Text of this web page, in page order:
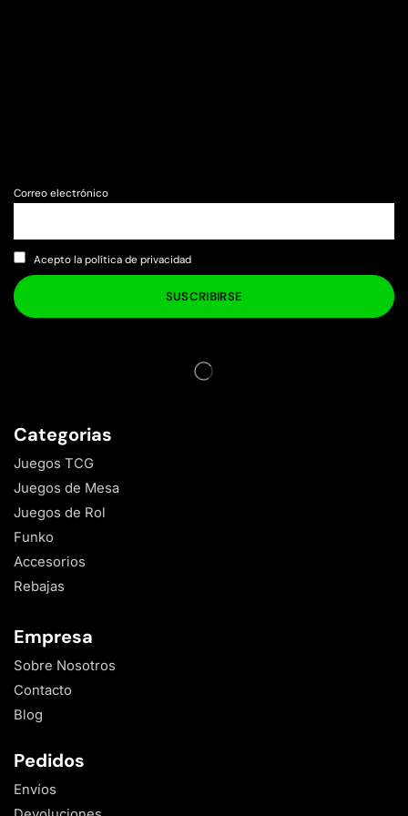
Correo electrónico
Acepto la política de privacidad
Categorias
Juegos TCG
Juegos de Mesa
Juegos de Rol
Funko
Accesorios
Rebajas
Empresa
Sobre Nosotros
Contacto
Blog
Pedidos
Envíos